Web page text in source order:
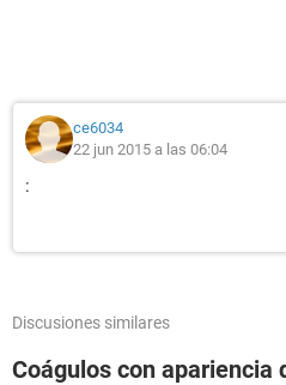
ce6034
22 jun 2015 a las 06:04
:
Discusiones similares
Coágulos con apariencia